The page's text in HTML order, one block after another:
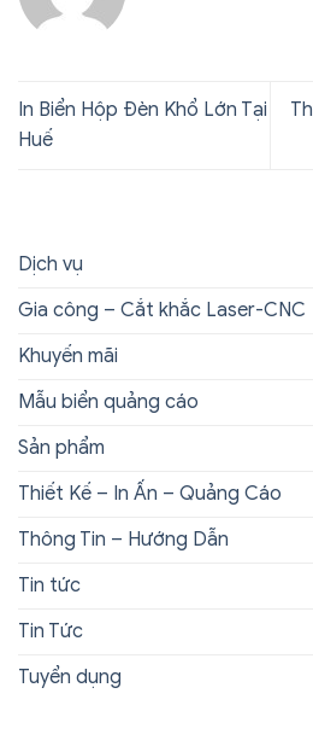
In Biển Hộp Đèn Khổ Lớn Tại
Huế
Dịch vụ
Gia công – Cắt khắc Laser-CNC
Khuyến mãi
Mẫu biển quảng cáo
Sản phẩm
Thiết Kế – In Ấn – Quảng Cáo
Thông Tin – Hướng Dẫn
Tin tức
Tin Tức
Tuyển dụng